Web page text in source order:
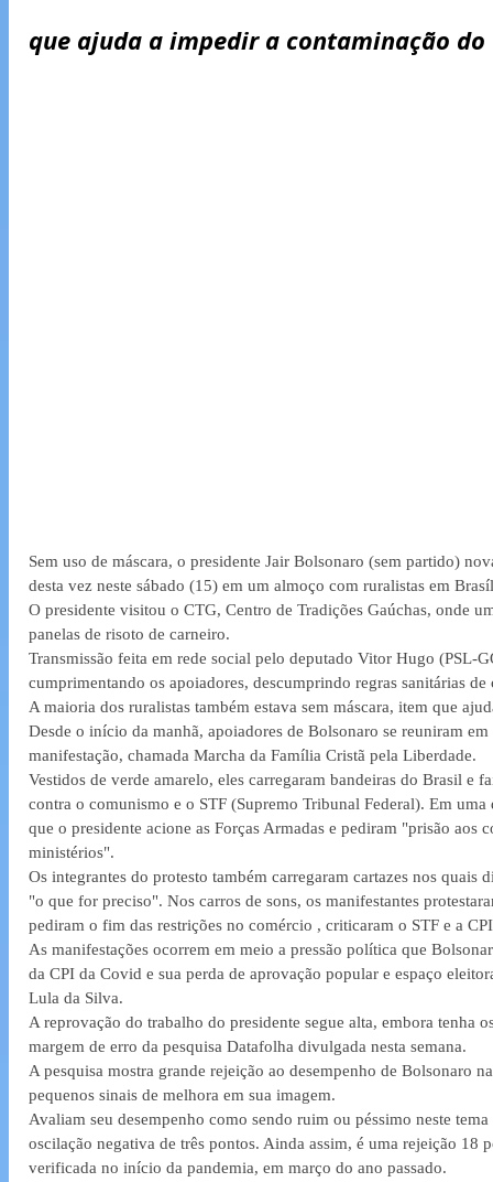
que ajuda a impedir a contaminação do
Sem uso de máscara, o presidente Jair Bolsonaro (sem partido)
desta vez neste sábado (15) em um almoço com ruralistas em
O presidente visitou o CTG, Centro de Tradições Gaúchas, onde
panelas de risoto de carneiro.
Transmissão feita em rede social pelo deputado Vitor Hugo (PSL-
cumprimentando os apoiadores, descumprindo regras sanitárias
A maioria dos ruralistas também estava sem máscara, item que
Desde o início da manhã, apoiadores de Bolsonaro se reuniram
manifestação, chamada Marcha da Família Cristã pela Liberdade.
Vestidos de verde amarelo, eles carregaram bandeiras do Brasil e
contra o comunismo e o STF (Supremo Tribunal Federal). Em
que o presidente acione as Forças Armadas e pediram "prisão aos
ministérios".
Os integrantes do protesto também carregaram cartazes nos
"o que for preciso". Nos carros de sons, os manifestantes
pediram o fim das restrições no comércio , criticaram o STF e a
As manifestações ocorrem em meio a pressão política que
da CPI da Covid e sua perda de aprovação popular e espaço
Lula da Silva.
A reprovação do trabalho do presidente segue alta, embora tenha
margem de erro da pesquisa Datafolha divulgada nesta semana.
A pesquisa mostra grande rejeição ao desempenho de Bolsonaro
pequenos sinais de melhora em sua imagem.
Avaliam seu desempenho como sendo ruim ou péssimo neste
oscilação negativa de três pontos. Ainda assim, é uma rejeição 18
verificada no início da pandemia, em março do ano passado.